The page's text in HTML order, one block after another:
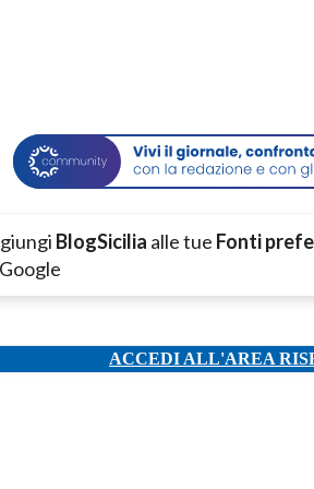
BlogSicilia alle tue Fonti
ACCEDI ALL'AREA